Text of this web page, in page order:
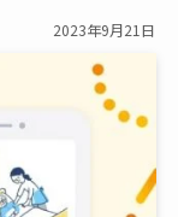
2023年9月21日